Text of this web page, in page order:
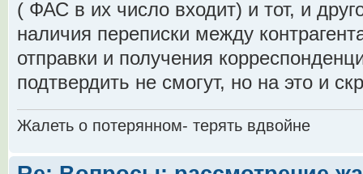
( ФАС в их число входит) и тот, и
наличия переписки между
отправки и получения
подтвердить не смогут, но на это и
Жалеть о потерянном- терять вдвойне